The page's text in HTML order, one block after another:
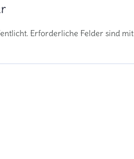
Erforderliche Felder sind mit